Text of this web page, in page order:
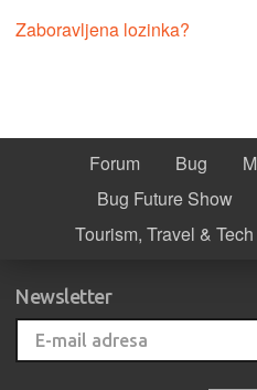
Zaboravljena lozinka?
Forum Bug
Bug Future Show
Tourism, Travel & Tech
Newsletter